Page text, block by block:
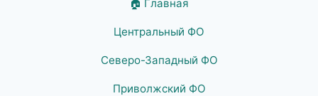
🏠 Главная
Центральный ФО
Северо-Западный ФО
Приволжский ФО